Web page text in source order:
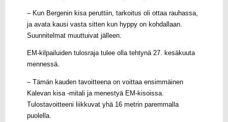
– Kun Bergenin kisa peruttiin, tarkoitus oli ottaa rauhassa,
ja avata kausi vasta sitten kun hyppy on kohdallaan.
Suunnitelmat muuttuivat jälleen.
EM-kilpailuiden tulosraja tulee olla tehtynä 27. kesäkuuta
mennessä.
– Tämän kauden tavoitteena on voittaa ensimmäinen
Kalevan kisa -mitali ja menestyä EM-kisoissa.
Tulostavoitteeni liikkuvat yhä 16 metrin paremmalla
puolella.